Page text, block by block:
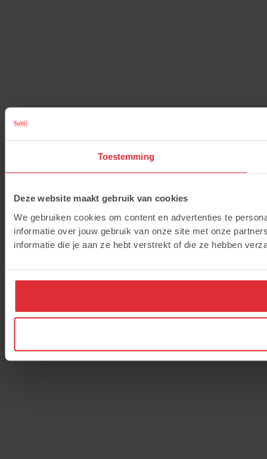
Toestemming
Deze website maakt gebruik van cookies
We gebruiken cookies om content en advertenties te
informatie over jouw gebruik van onze site met onze
informatie die je aan ze hebt verstrekt of die ze hebben